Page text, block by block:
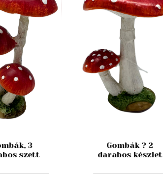
3
szett
Gombák ? 2
darabos készlet